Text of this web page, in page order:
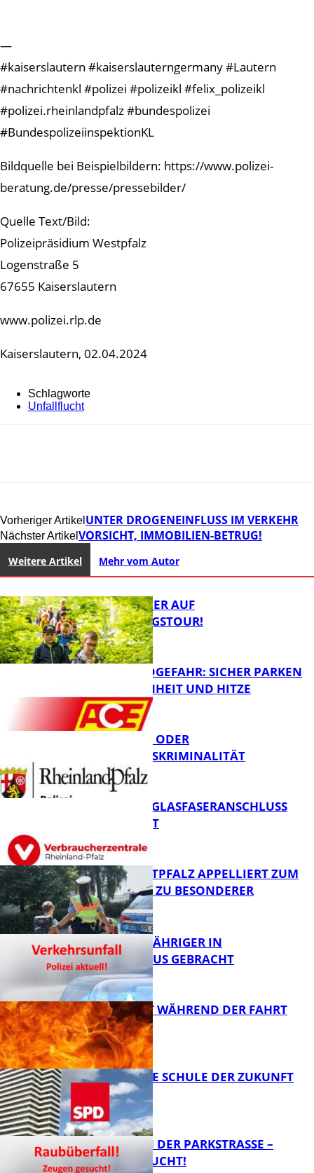
—
#kaiserslautern #kaiserslauterngermany #Lautern
#nachrichtenkl #polizei #polizeikl #felix_polizeikl
#polizei.rheinlandpfalz #bundespolizei
#BundespolizeiinspektionKL
Bildquelle bei Beispielbildern: https://www.polizei-
beratung.de/presse/pressebilder/
Quelle Text/Bild:
Polizeipräsidium Westpfalz
Logenstraße 5
67655 Kaiserslautern
www.polizei.rlp.de
Kaiserslautern, 02.04.2024
Schlagworte
Unfallflucht
Vorheriger Artikel UNTER DROGENEINFLUSS IM VERKEHR
Nächster Artikel VORSICHT, IMMOBILIEN-BETRUG!
Weitere Artikel Mehr vom Autor
MIT DEM JÄGER AUF
ENTDECKUNGSTOUR!
FB News
WALDBRANDGEFAHR: SICHER PARKEN
BEI TROCKENHEIT UND HITZE
Polizei
CYBERCRIME ODER
WIRTSCHAFTSKRIMINALITÄT
FB News
WARUM EIN GLASFASERANSCHLUSS
SINNVOLL IST
POLIZEI WESTPFALZ APPELLIERT ZUM
SCHULSTART ZU BESONDERER
VORSICHT
FB News
UNFALL: 58-JÄHRIGER IN
KRANKENHAUS GEBRACHT
FB News
AUTO FÄNGT WÄHREND DER FAHRT
FEUER
WIE SIEHT DIE SCHULE DER ZUKUNFT
AUS?
ÜBERFALL IN DER PARKSTRASSE – Z
EUGEN GESUCHT!